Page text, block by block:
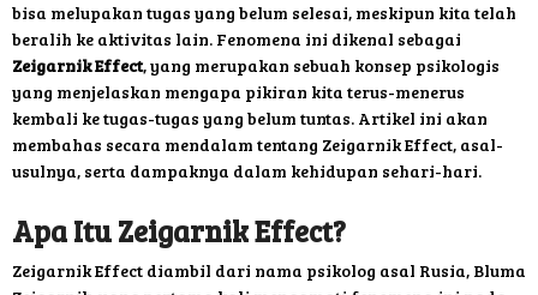
bisa melupakan tugas yang belum selesai, meskipun kita telah
beralih ke aktivitas lain. Fenomena ini dikenal sebagai
Zeigarnik Effect, yang merupakan sebuah konsep psikologis
yang menjelaskan mengapa pikiran kita terus-menerus
kembali ke tugas-tugas yang belum tuntas. Artikel ini akan
membahas secara mendalam tentang Zeigarnik Effect, asal-
usulnya, serta dampaknya dalam kehidupan sehari-hari.
Apa Itu Zeigarnik Effect?
Zeigarnik Effect diambil dari nama psikolog asal Rusia, Bluma